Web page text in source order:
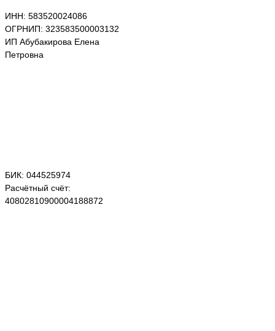
ИНН: 583520024086
ОГРНИП: 323583500003132
ИП Абубакирова Елена
Петровна
БИК: 044525974
Расчётный счёт:
40802810900004188872